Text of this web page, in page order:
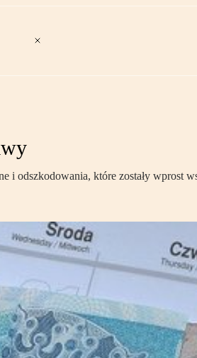
i odszkodowania, które zostały wprost